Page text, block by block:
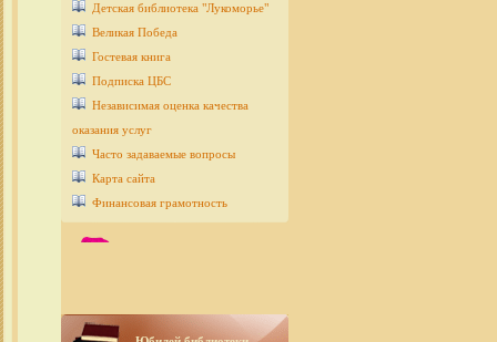
Детcкая библиотека "Лукоморье"
Великая Победа
Гостевая книга
Подписка ЦБС
Независимая оценка качества
оказания услуг
Часто задаваемые вопросы
Карта сайта
Финансовая грамотность